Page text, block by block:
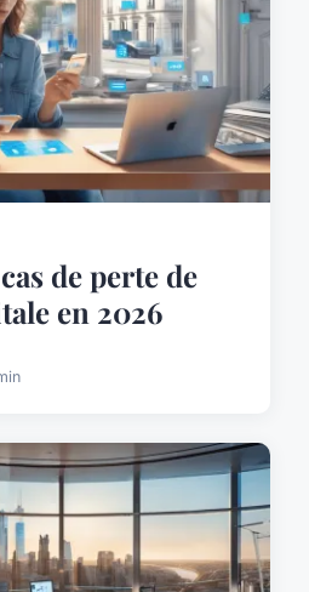
de perte de
en 2026